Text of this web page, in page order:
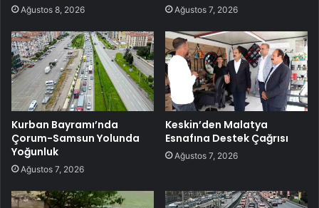
Ağustos 8, 2026 Ağustos 7, 2026
Kurban Bayramı’nda
Çorum-Samsun Yolunda
Yoğunluk
Ağustos 7, 2026
Keskin’den Malatya
Esnafına Destek Çağrısı
Ağustos 7, 2026